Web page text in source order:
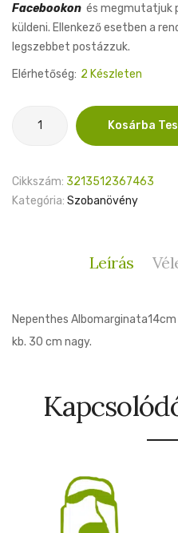
Facebookon és megmutatjuk
küldeni. Ellenkező esetben a
legszebbet postázzuk.
Elérhetőség: 2 Készleten
Albomarginata
Kosárba
Cikkszám: 3213512367463
Kategória: Szobanövény
Leírás
Nepenthes
kb. 30 cm nagy.